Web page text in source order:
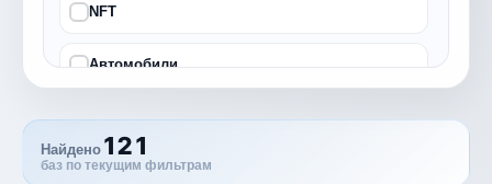
NFT
Автомобили
Бизнес
Блог
Найдено 121
баз по текущим фильтрам